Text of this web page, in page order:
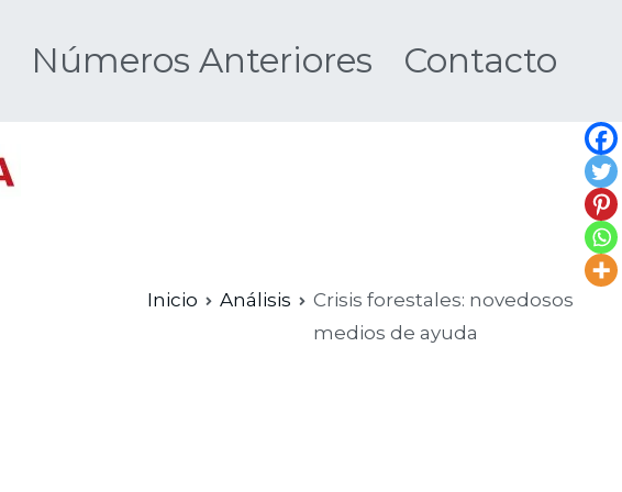
Números Anteriores Contacto
Inicio Análisis
Crisis forestales: novedosos
medios de ayuda